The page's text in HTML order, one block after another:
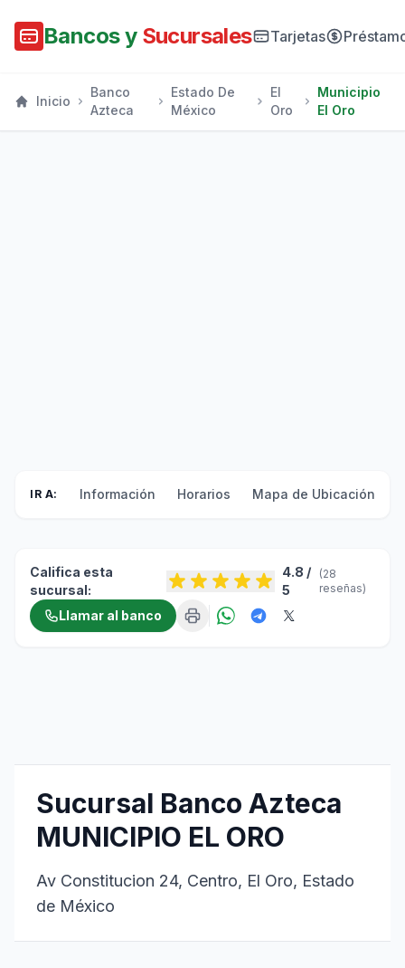
Bancos y Sucursales Tarjetas
Inicio
Banco
Azteca
Estado De
México
El
Oro
Municipio
El Oro
IR A: Información Horarios Mapa de Ubicación
Califica esta
sucursal:
4.8 /
5
(28
reseñas)
Llamar al banco
Sucursal Banco Azteca
MUNICIPIO EL ORO
Av Constitucion 24, Centro, El Oro, Estado
de México